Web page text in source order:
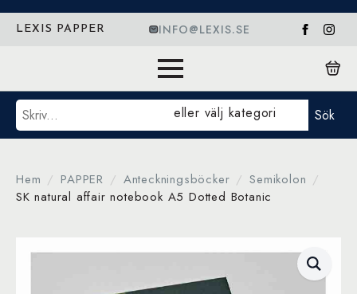
LEXIS PAPPER INFO@LEXIS.SE
Sök eller välj kategori Sök
Hem PAPPER Anteckningsböcker
Semikolon
SK natural affair notebook A5 Dotted Botanic